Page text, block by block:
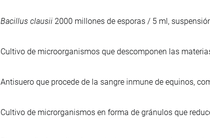
Bacillus clausii 2000 millones de esporas / 5 ml,
Cultivo de microorganismos que descomponen las
Antisuero que procede de la sangre inmune de equinos,
Cultivo de microrganismos en forma de gránulos que